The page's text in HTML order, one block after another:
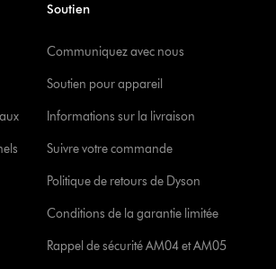
Soutien
Communiquez avec nous
Soutien pour appareil
Informations sur la livraison
Suivre votre commande
Politique de retours de Dyson
Conditions de la garantie limitée
Rappel de sécurité AM04 et AM05